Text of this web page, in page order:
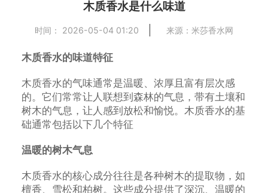
木质香水是什么味道
时间： 2026-05-04 01:20 来源：米莎香水网
木质香水的味道特征
木质香水的气味通常是温暖、浓厚且富有层次感
的。它们常常让人联想到森林的气息，带有土壤和
树木的气息，让人感到放松和愉悦。木质香水的基
础通常包括以下几个特征
温暖的树木气息
木质香水的核心成分往往是各种树木的提取物，如
檀香、雪松和柏树。这些成分提供了深沉、温暖的